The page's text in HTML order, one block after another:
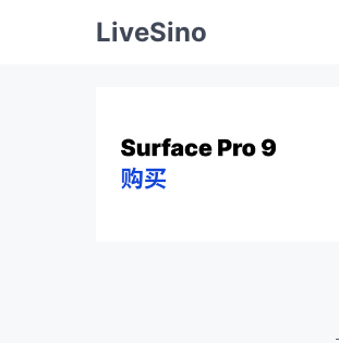
LiveSino